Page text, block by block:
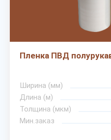
Пленка ПВД
Ширина (мм)
Длина (м)
Толщина (мкм)
Мин.заказ